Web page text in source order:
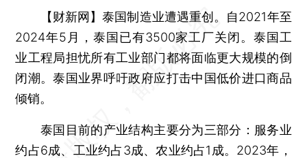
【财新网】泰国制造业遭遇重创。自2021年至
2024年5月，泰国已有3500家工厂关闭。泰国工
业工程局担忧所有工业部门都将面临更大规模的倒
闭潮。泰国业界呼吁政府应打击中国低价进口商品
倾销。
泰国目前的产业结构主要分为三部分：服务业
约占6成、工业约占3成、农业约占1成。2023年，